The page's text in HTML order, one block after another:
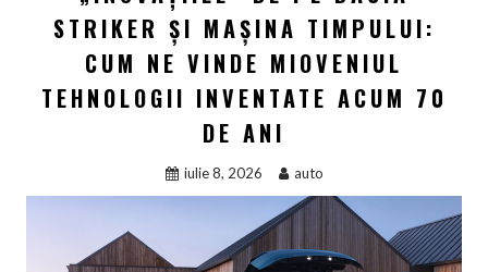
STRIKER ȘI MAȘINA TIMPULUI:
CUM NE VINDE MIOVENIUL
TEHNOLOGII INVENTATE ACUM 70
DE ANI
iulie 8, 2026 auto